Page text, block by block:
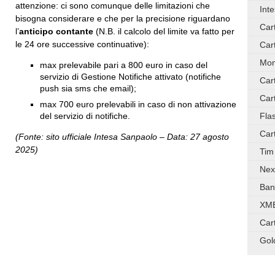
attenzione: ci sono comunque delle limitazioni che
bisogna considerare e che per la precisione riguardano
l’anticipo contante (N.B. il calcolo del limite va fatto per
le 24 ore successive continuative):
max prelevabile pari a 800 euro in caso del
servizio di Gestione Notifiche attivato (notifiche
push sia sms che email);
max 700 euro prelevabili in caso di non attivazione
del servizio di notifiche.
(Fonte: sito ufficiale Intesa Sanpaolo – Data: 27 agosto
2025)